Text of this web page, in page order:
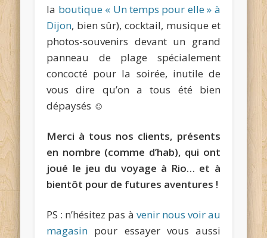
la boutique « Un temps pour elle » à
Dijon, bien sûr), cocktail, musique et
photos-souvenirs devant un grand
panneau de plage spécialement
concocté pour la soirée, inutile de
vous dire qu’on a tous été bien
dépaysés ☺
Merci à tous nos clients, présents
en nombre (comme d’hab), qui ont
joué le jeu du voyage à Rio… et à
bientôt pour de futures aventures !
PS : n’hésitez pas à venir nous voir au
magasin pour essayer vous aussi